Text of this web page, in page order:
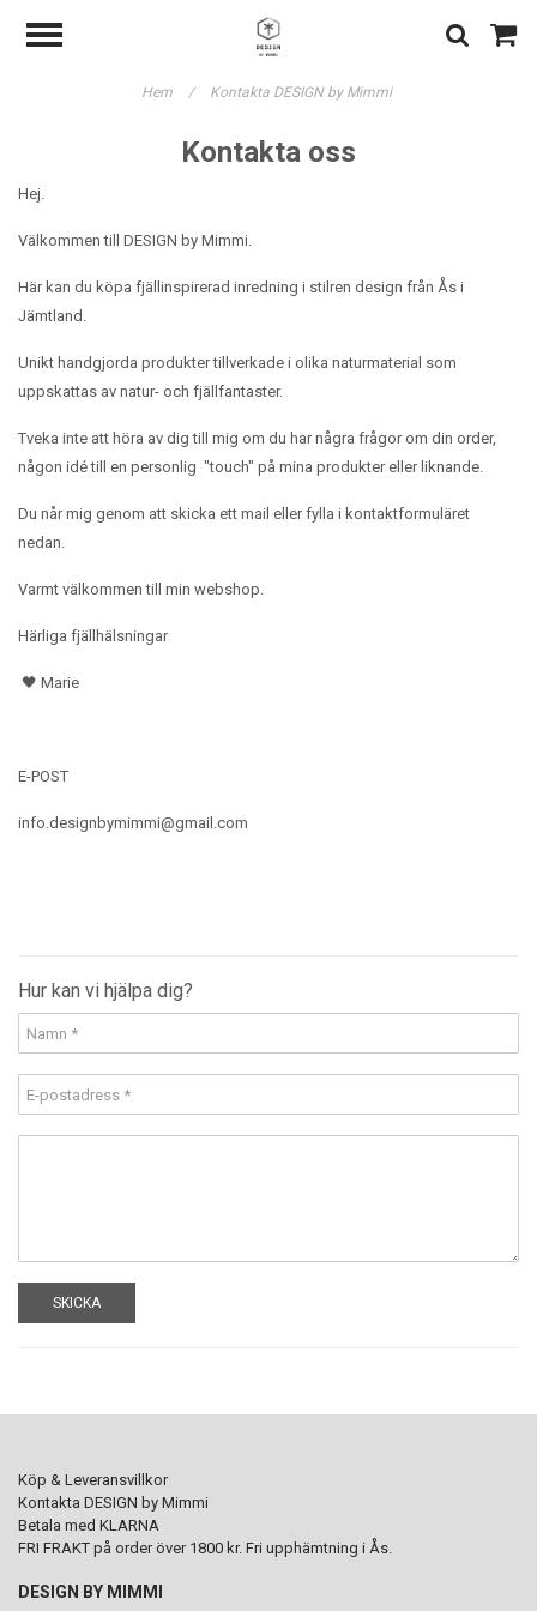
Hem / Kontakta DESIGN by Mimmi
Kontakta oss
Hej.
Välkommen till DESIGN by Mimmi.
Här kan du köpa fjällinspirerad inredning i stilren design från Ås i
Jämtland.
Unikt handgjorda produkter tillverkade i olika naturmaterial som
uppskattas av natur- och fjällfantaster.
Tveka inte att höra av dig till mig om du har några frågor om din order,
någon idé till en personlig "touch" på mina produkter eller liknande.
Du når mig genom att skicka ett mail eller fylla i kontaktformuläret
nedan.
Varmt välkommen till min webshop.
Härliga fjällhälsningar
🖤 Marie
E-POST
info.designbymimmi@gmail.com
Hur kan vi hjälpa dig?
SKICKA
Köp & Leveransvillkor
Kontakta DESIGN by Mimmi
Betala med KLARNA
FRI FRAKT på order över 1800 kr. Fri upphämtning i Ås.
DESIGN BY MIMMI